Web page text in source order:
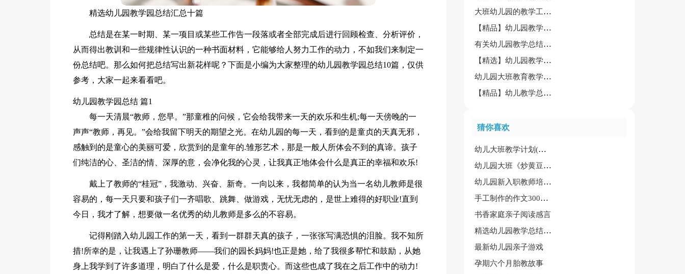
精选幼儿园教学园总结汇总十篇
总结是在某一时期、某一项目或某些工作告一段落或者全部完成后进行回顾检查、分析评价，
从而得出教训和一些规律性认识的一种书面材料，它能够给人努力工作的动力，不如我们来制定一
份总结吧。那么如何把总结写出新花样呢？下面是小编为大家整理的幼儿园教学园总结10篇，仅供
参考，大家一起来看看吧。
幼儿园教学园总结 篇1
每一天清晨“教师，您早。”那童稚的问候，它会给我带来一天的欢乐和生机;每一天傍晚的一
声声“教师，再见。”会给我留下明天的期望之光。在幼儿园的每一天，看到的是童贞的天真无邪，
感触到的是童心的美丽可爱，欣赏到的是童年的.雏形艺术，那是一般人所体会不到的真谛。孩子
们纯洁的心、圣洁的情、深厚的意，会净化我的心灵，让我真正地体会什么是真正的幸福和欢乐!
戴上了教师的“桂冠”，我激动、兴奋、新奇。一向以来，我都简单的认为当一名幼儿教师是很
容易的，每一天只要和孩子们一齐唱歌、跳舞、做游戏，无忧无虑的，是世上难得的好职业!直到
今日，我才了解，想要做一名优秀的幼儿教师是多么的不容易。
记得刚踏入幼儿园工作的第一天，看到一群群天真的孩子，一张张写满恐惧的泪脸。我不知所
措!所幸的是，让我遇上了孙珊教师——我们的园长妈妈!也正是她，给了我很多帮忙和鼓励，从她
身上我学到了许多道理，明白了什么是爱，什么是职责心。而这些也成了我在之后工作中的动力!
大班幼儿园的教学工作总结
【精品】幼儿园教学园总结模板集合8篇
有关幼儿园教学总结汇总8篇
【精选】幼儿园教学总结集合五篇
幼儿园大班教育教学工作总结合集11篇
【精品】幼儿教学总结范文汇总六篇
猜你喜欢
幼儿大班教学计划(集锦15篇)
幼儿园大班《炒黄豆》教案
幼儿园新入职教师培训心得体会
手工制作的作文300字合集6篇
书香家庭亲子阅读感言
精选幼儿园教学总结范文8篇
最新幼儿园亲子游戏
孕期六个月胎教故事